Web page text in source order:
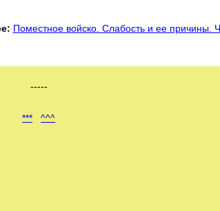
Поместное войско. Слабость и ее причины.
-----
*** ^^^